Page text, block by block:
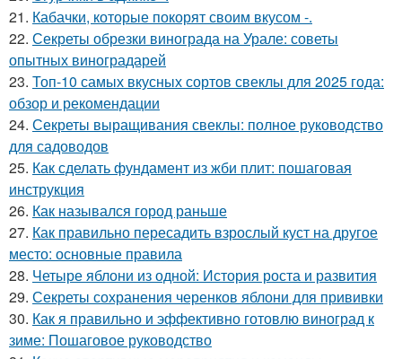
21. Кабачки, которые покорят своим вкусом -.
22. Секреты обрезки винограда на Урале: советы
опытных виноградарей
23. Топ-10 самых вкусных сортов свеклы для 2025 года:
обзор и рекомендации
24. Секреты выращивания свеклы: полное руководство
для садоводов
25. Как сделать фундамент из жби плит: пошаговая
инструкция
26. Как назывался город раньше
27. Как правильно пересадить взрослый куст на другое
место: основные правила
28. Четыре яблони из одной: История роста и развития
29. Секреты сохранения черенков яблони для прививки
30. Как я правильно и эффективно готовлю виноград к
зиме: Пошаговое руководство